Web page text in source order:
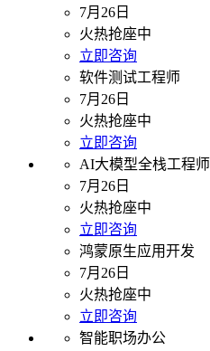
7月26日
火热抢座中
立即咨询
软件测试工程师
7月26日
火热抢座中
立即咨询
AI大模型全栈工程师
7月26日
火热抢座中
立即咨询
鸿蒙原生应用开发
7月26日
火热抢座中
立即咨询
智能职场办公